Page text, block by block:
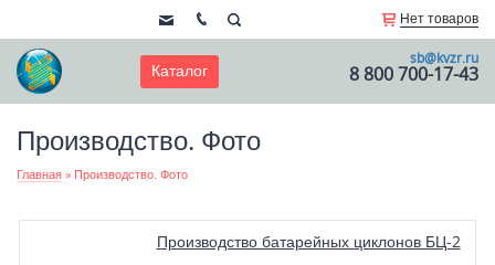
Нет товаров
Каталог
sb@kvzr.ru
8 800 700-17-43
Производство. Фото
Главная » Производство. Фото
Производство батарейных циклонов БЦ-2